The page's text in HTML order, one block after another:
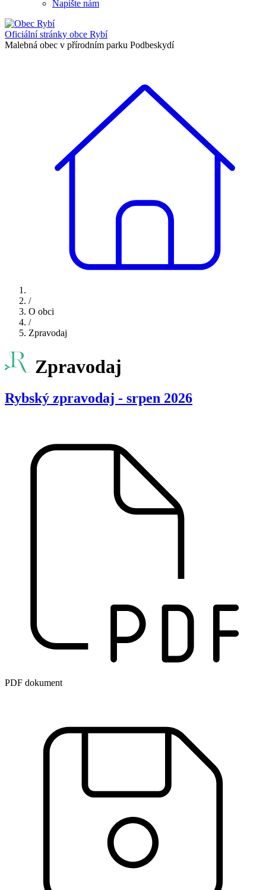
Napište nám
Oficiální stránky obce Rybí
Malebná obec v přírodním parku Podbeskydí
/
O obci
/
Zpravodaj
Zpravodaj
Rybský zpravodaj - srpen 2026
PDF dokument